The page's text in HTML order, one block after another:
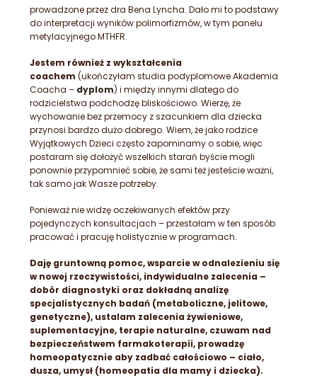
prowadzone przez dra Bena Lyncha. Dało mi to podstawy
do interpretacji wyników polimorfizmów, w tym panelu
metylacyjnego MTHFR.
Jestem również z wykształcenia
coachem (ukończyłam studia podyplomowe Akademia
Coacha – dyplom) i między innymi dlatego do
rodzicielstwa podchodzę bliskościowo. Wierzę, że
wychowanie bez przemocy z szacunkiem dla dziecka
przynosi bardzo dużo dobrego. Wiem, że jako rodzice
Wyjątkowych Dzieci często zapominamy o sobie, więc
postaram się dołożyć wszelkich starań byście mogli
ponownie przypomnieć sobie, że sami też jesteście ważni,
tak samo jak Wasze potrzeby.
Ponieważ nie widzę oczekiwanych efektów przy
pojedynczych konsultacjach – przestałam w ten sposób
pracować i pracuję holistycznie w programach.
Daję gruntowną pomoc, wsparcie w odnalezieniu się
w nowej rzeczywistości, indywidualne zalecenia –
dobór diagnostyki oraz dokładną analizę
specjalistycznych badań (metaboliczne, jelitowe,
genetyczne), ustalam zalecenia żywieniowe,
suplementacyjne, terapie naturalne, czuwam nad
bezpieczeństwem farmakoterapii, prowadzę
homeopatycznie aby zadbać całościowo – ciało,
dusza, umysł (homeopatia dla mamy i dziecka).